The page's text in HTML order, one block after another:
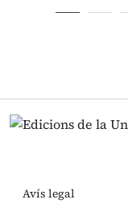
Avís legal